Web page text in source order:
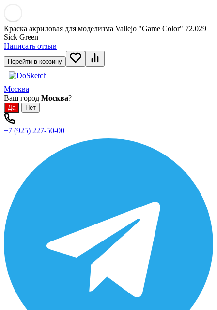
Краска акриловая для моделизма Vallejo "Game Color" 72.029
Sick Green
Написать отзыв
Перейти в корзину
Москва
Ваш город Москва?
+7 (925) 227-50-00